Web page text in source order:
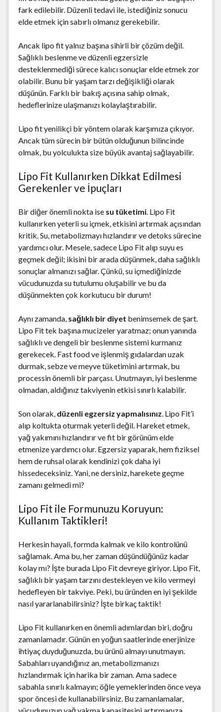
fark edilebilir. Düzenli tedavi ile, istediğiniz sonucu
elde etmek için sabırlı olmanız gerekebilir.
Ancak lipo fit yalnız başına sihirli bir çözüm değil.
Sağlıklı beslenme ve düzenli egzersizle
desteklenmediği sürece kalıcı sonuçlar elde etmek zor
olabilir. Bunu bir yaşam tarzı değişikliği olarak
düşünün. Farklı bir bakış açısına sahip olmak,
hedeflerinize ulaşmanızı kolaylaştırabilir.
Lipo fit yenilikçi bir yöntem olarak karşımıza çıkıyor.
Ancak tüm sürecin bir bütün olduğunun bilincinde
olmak, bu yolculukta size büyük avantaj sağlayabilir.
Lipo Fit Kullanırken Dikkat Edilmesi
Gerekenler ve İpuçları
Bir diğer önemli nokta ise su tüketimi. Lipo Fit
kullanırken yeterli su içmek, etkisini artırmak açısından
kritik. Su, metabolizmayı hızlandırır ve detoks sürecine
yardımcı olur. Mesele, sadece Lipo Fit alıp suyu es
geçmek değil; ikisini bir arada düşünmek, daha sağlıklı
sonuçlar almanızı sağlar. Çünkü, su içmediğinizde
vücudunuzda su tutulumu oluşabilir ve bu da
düşünmekten çok korkutucu bir durum!
Aynı zamanda, sağlıklı bir diyet benimsemek de şart.
Lipo Fit tek başına mucizeler yaratmaz; onun yanında
sağlıklı ve dengeli bir beslenme sistemi kurmanız
gerekecek. Fast food ve işlenmiş gıdalardan uzak
durmak, sebze ve meyve tüketimini artırmak, bu
processin önemli bir parçası. Unutmayın, iyi beslenme
olmadan, aldığınız takviyenin etkisi sınırlı kalabilir.
Son olarak, düzenli egzersiz yapmalısınız. Lipo Fit’i
alıp koltukta oturmak yeterli değil. Hareket etmek,
yağ yakımını hızlandırır ve fit bir görünüm elde
etmenize yardımcı olur. Egzersiz yaparak, hem fiziksel
hem de ruhsal olarak kendinizi çok daha iyi
hissedeceksiniz. Yani, ne dersiniz, harekete geçme
zamanı gelmedi mi?
Lipo Fit ile Formunuzu Koruyun:
Kullanım Taktikleri!
Herkesin hayali, formda kalmak ve kilo kontrolünü
sağlamak. Ama bu, her zaman düşündüğünüz kadar
kolay mı? İşte burada Lipo Fit devreye giriyor. Lipo Fit,
sağlıklı bir yaşam tarzını destekleyen ve kilo vermeyi
hedefleyen bir takviye. Peki, bu üründen en iyi şekilde
nasıl yararlanabilirsiniz? İşte birkaç taktik!
Lipo Fit kullanırken en önemli adımlardan biri, doğru
zamanlamadır. Günün en yoğun saatlerinde enerjinize
ihtiyaç duyduğunuzda, bu ürünü almayı unutmayın.
Sabahları uyandığınız an, metabolizmanızı
hızlandırmak için harika bir zaman. Ama sadece
sabahla sınırlı kalmayın; öğle yemeklerinden önce veya
spor öncesi de kullanabilirsiniz. Bu zamanlamalar,